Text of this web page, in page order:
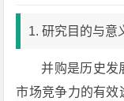
1. 研究目的与意
并购是历史发
市场竞争力的有效